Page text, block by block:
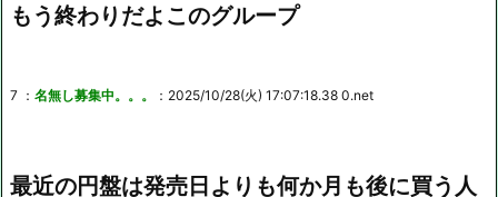
もう終わりだよこのグループ
7 ： 名無し募集中。。。 ：2025/10/28(火) 17:07:18.38 0.net
最近の円盤は発売日よりも何か月も後に買う人